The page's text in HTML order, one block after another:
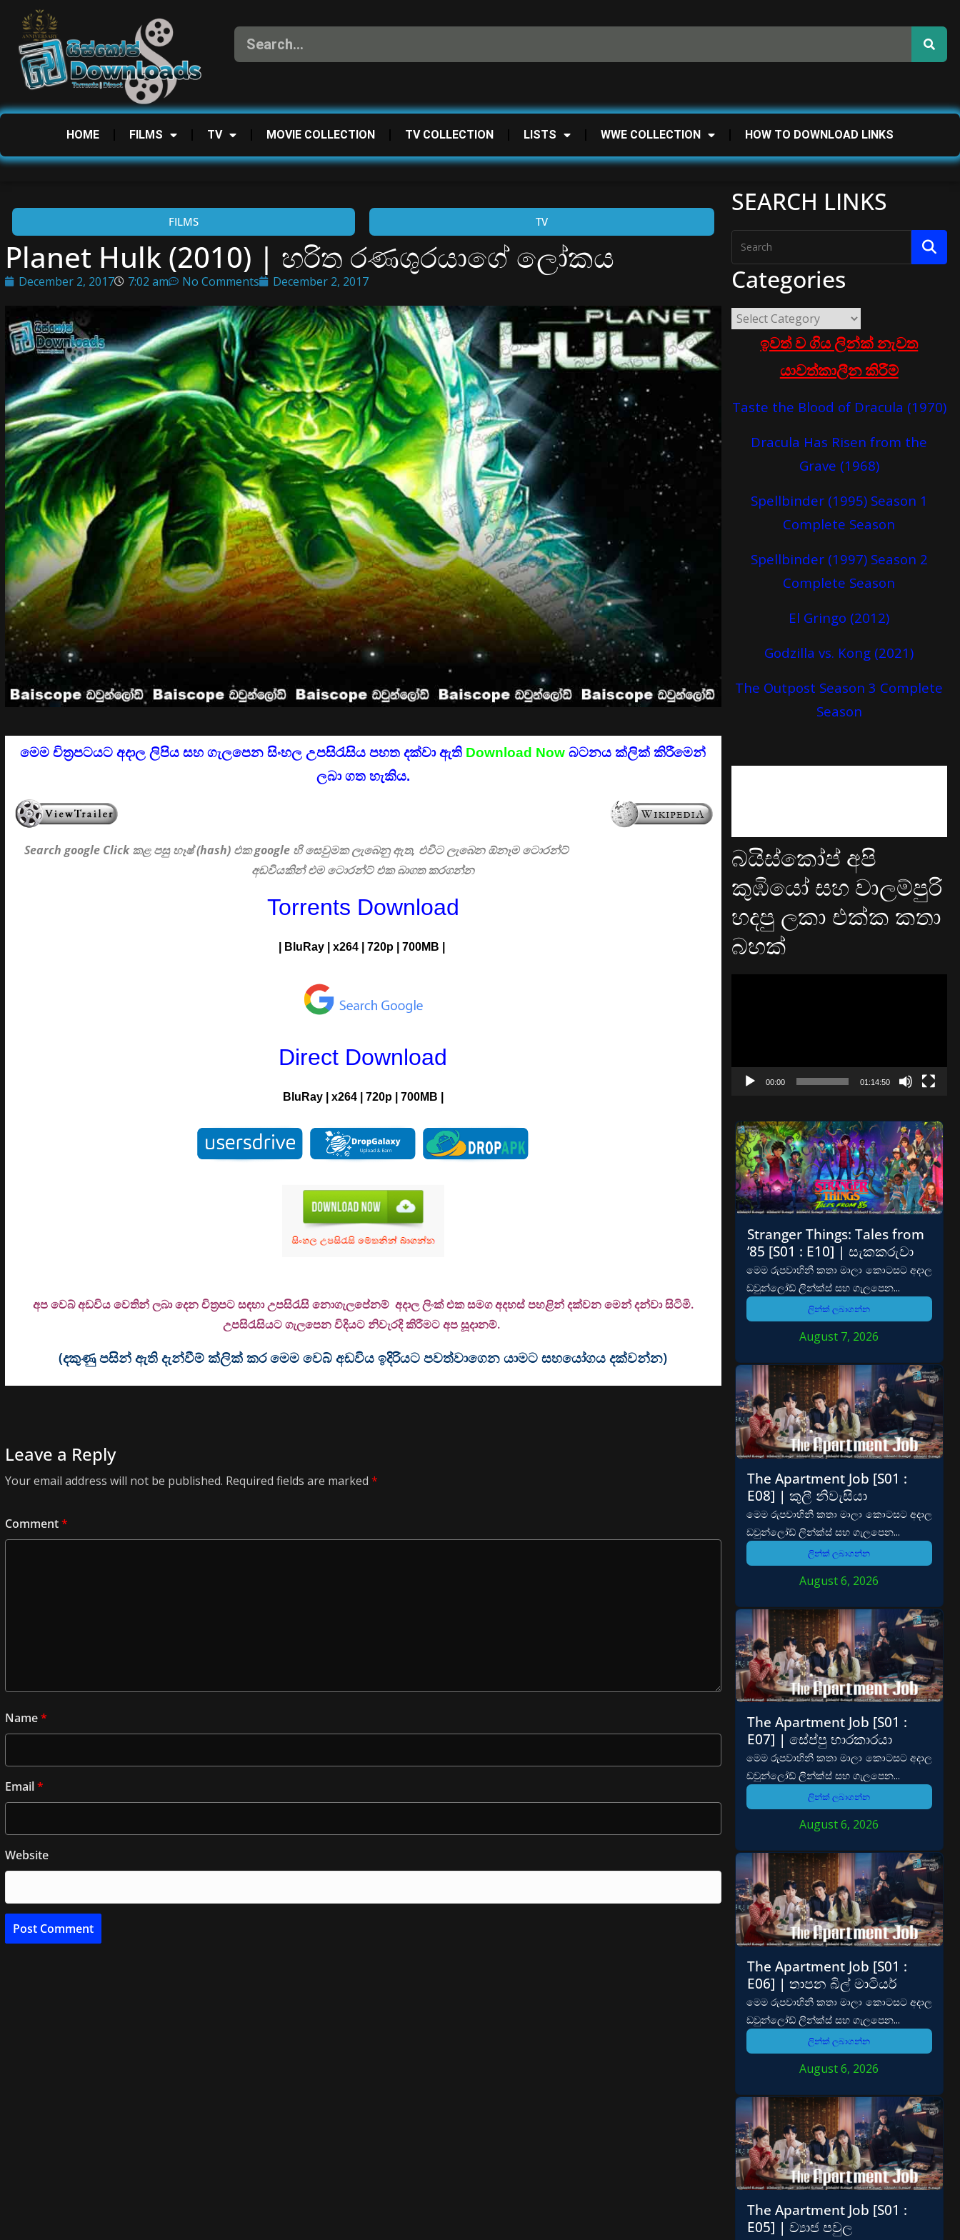
HOME FILMS TV MOVIE COLLECTION TV COLLECTION LISTS WWE COLLECTION HOW TO DOWNLOAD LINKS
FILMS TV
Planet Hulk (2010) | හරිත රණශුරයාගේ ලෝකය
December 2, 2017 7:02 am No Comments December 2, 2017
මෙම චිත්‍රපටයට අදාල ලිපිය සහ ගැලපෙන සිංහල උපසිරැසිය පහත දක්වා ඇති Download Now බටනය ක්ලික් කිරීමෙන්
ලබා ගත හැකිය.
Search google Clickකළ පසු හෑෂ් (hash) එක google හි සෙවුමක ලැබෙනු ඇත, එවිට ලැබෙන ඕනෑම ටොරන්ට්
අඩවියකින් එම ටොරන්ට් එක බාගත කරගන්න
Torrents Download
BluRay| x264| 720p| 700MB |
Direct Download
BluRay| x264| 720p| 700MB |
අප වෙබ් අඩවිය වෙතින් ලබා දෙන චිත්‍රපට සඳහා උපසිරැසි නොගැලපේනම් අදාල ලිංක් එක සමග අදහස් පහළින් දක්වන මෙන් දන්වා සිටිමි.
උපසිරැසියට ගැලපෙන විදියට නිවැරදි කිරීමට අප සූදානම්.
(දකුණු පසින් ඇති දැන්වීම් ක්ලික් කර මෙම වෙබ් අඩවිය ඉදිරියට පවත්වාගෙන යාමට සහයෝගය දක්වන්න)
Leave a Reply
Your email address will not be published. Required fields are marked *
Comment*
Name*
Email*
Website
SEARCH LINKS
Categories
ඉවත් ව ගිය ලින්ක් නැවත
යාවත්කාලීන කිරීම්
Taste the Blood of Dracula (1970)
Dracula Has Risen from the
Grave (1968)
Spellbinder (1995) Season 1
Complete Season
Spellbinder (1997) Season 2
Complete Season
El Gringo (2012)
Godzilla vs. Kong (2021)
The Outpost Season 3 Complete
Season
බයිස්කෝප් අපි
කුඹියෝ සහ වාලම්පුරි
හදපු ලකා එක්ක කතා
බහක්
00:00 01:14:50
Stranger Things: Tales from
’85 [S01 : E10] | සැකකරුවා
මෙම රුපවාහිනී කතා මාලා කොටසට අදාල
ඩවුන්ලෝඩ් ලින්ක්ස් සහ ගැලපෙන...
ලින්ක් ලබාගන්න
August 7, 2026
The Apartment Job [S01 :
E08] | කුලී නිවැසියා
මෙම රුපවාහිනී කතා මාලා කොටසට අදාල
ඩවුන්ලෝඩ් ලින්ක්ස් සහ ගැලපෙන...
ලින්ක් ලබාගන්න
August 6, 2026
The Apartment Job [S01 :
E07] | සේප්පු භාරකාරයා
මෙම රුපවාහිනී කතා මාලා කොටසට අදාල
ඩවුන්ලෝඩ් ලින්ක්ස් සහ ගැලපෙන...
ලින්ක් ලබාගන්න
August 6, 2026
The Apartment Job [S01 :
E06] | තාපන බිල් මාටියර්
මෙම රුපවාහිනී කතා මාලා කොටසට අදාල
ඩවුන්ලෝඩ් ලින්ක්ස් සහ ගැලපෙන...
ලින්ක් ලබාගන්න
August 6, 2026
The Apartment Job [S01 :
E05] | ව්‍යාජ පවුල